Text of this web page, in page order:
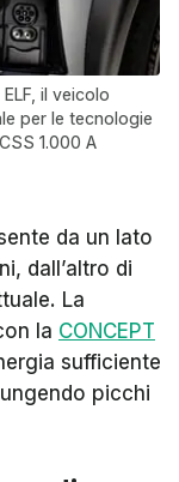
il veicolo
per le tecnologie
1.000 A
da un lato
dall’altro di
La
la CONCEPT
sufficiente
picchi